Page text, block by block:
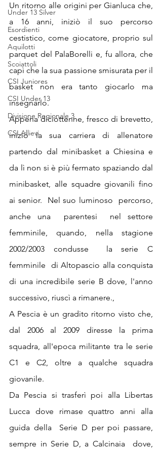
Under 13 Silver
Esordienti
Aquilotti
Scoiattoli
CSI Juniores
CSI Under 13
Divisione Regionale 3
CSI Allievi
Un ritorno alle origini per Gianluca che,
a 16 anni, iniziò il suo percorso
cestistico, come giocatore, proprio sul
parquet del PalaBorelli e, fu allora, che
capì che la sua passione smisurata per il
basket non era tanto giocarlo ma
insegnarlo.
Appena diciottenne, fresco di brevetto,
iniziò la sua carriera di allenatore
partendo dal minibasket a Chiesina e
da lì non si è più fermato spaziando dal
minibasket, alle squadre giovanili fino
ai senior.  Nel suo luminoso  percorso,
anche una  parentesi  nel settore
femminile, quando, nella stagione
2002/2003 condusse  la serie C
femminile  di Altopascio alla conquista
di una incredibile serie B dove, l'anno
successivo, riuscì a rimanere.,
A Pescia è un gradito ritorno visto che,
dal 2006 al 2009 diresse la prima
squadra, all'epoca militante tra le serie
C1 e C2, oltre a qualche squadra
giovanile.
Da Pescia si trasferì poi alla Libertas
Lucca dove rimase quattro anni alla
guida della  Serie D per poi passare,
sempre in Serie D, a Calcinaia  dove,